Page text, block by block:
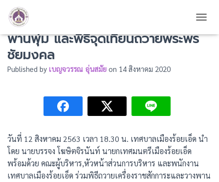
ร่วมพิธีถวายเครื่องราชสักการะและวาง
พานพุ่ม และพิธีจุดเทียนถวายพระพร
ชัยมงคล
Published by เบญจวรรณ อุ่นสมัย on 14 สิงหาคม 2020
วันที่ 12 สิงหาคม 2563 เวลา 18.30 น. เทศบาลเมืองร้อยเอ็ด นำ
โดย นายบรรจง โฆษิตจิรนันท์ นายกเทศมนตรีเมืองร้อยเอ็ด
พร้อมด้วย คณะผู้บริหาร,หัวหน้าส่วนการบริหาร และพนักงาน
เทศบาลเมืองร้อยเอ็ด ร่วมพิธีถวายเครื่องราชสักการะและวางพาน